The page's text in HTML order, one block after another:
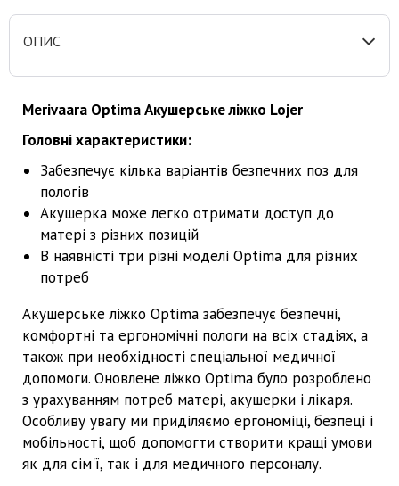
ОПИС
Merivaara Optima Акушерське ліжко Lojer
Головні характеристики:
Забезпечує кілька варіантів безпечних поз для
пологів
Акушерка може легко отримати доступ до
матері з різних позицій
В наявністі три різні моделі Optima для різних
потреб
Акушерське ліжко Optima забезпечує безпечні,
комфортні та ергономічні пологи на всіх стадіях, а
також при необхідності спеціальної медичної
допомоги. Оновлене ​​ліжко Optima було розроблено
з урахуванням потреб матері, акушерки і лікаря.
Особливу увагу ми приділяємо ергономіці, безпеці і
мобільності, щоб допомогти створити кращі умови
як для сім'ї, так і для медичного персоналу.